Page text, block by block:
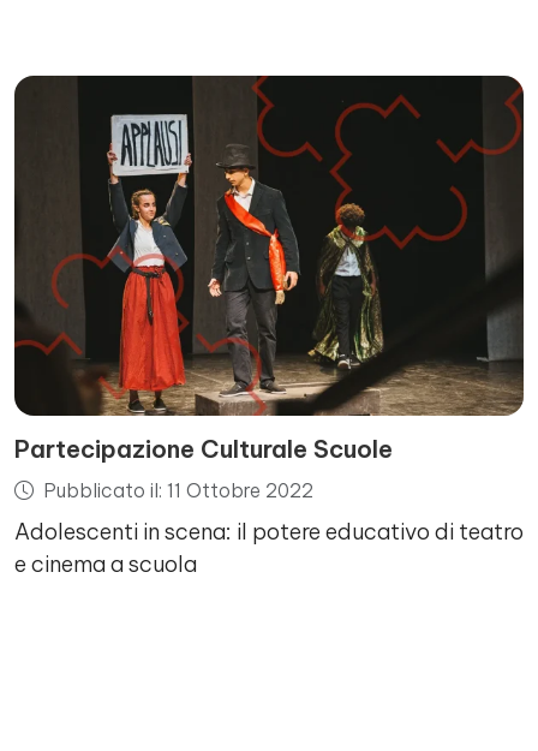
Partecipazione Culturale Scuole
Pubblicato il: 11 Ottobre 2022
Adolescenti in scena: il potere educativo di teatro
e cinema a scuola